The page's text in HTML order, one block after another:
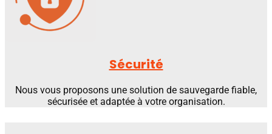
Sécurité
Nous vous proposons une solution de sauvegarde fiable,
sécurisée et adaptée à votre organisation.